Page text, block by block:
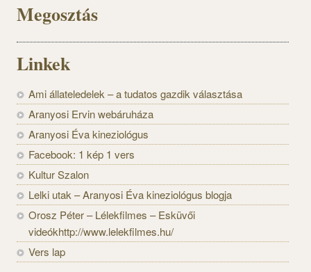
Megosztás
Linkek
Ami állateledelek – a tudatos gazdik választása
Aranyosi Ervin webáruháza
Aranyosi Éva kineziológus
Facebook: 1 kép 1 vers
Kultur Szalon
Lelki utak – Aranyosi Éva kineziológus blogja
Orosz Péter – Lélekfilmes – Esküvői
videókhttp://www.lelekfilmes.hu/
Vers lap